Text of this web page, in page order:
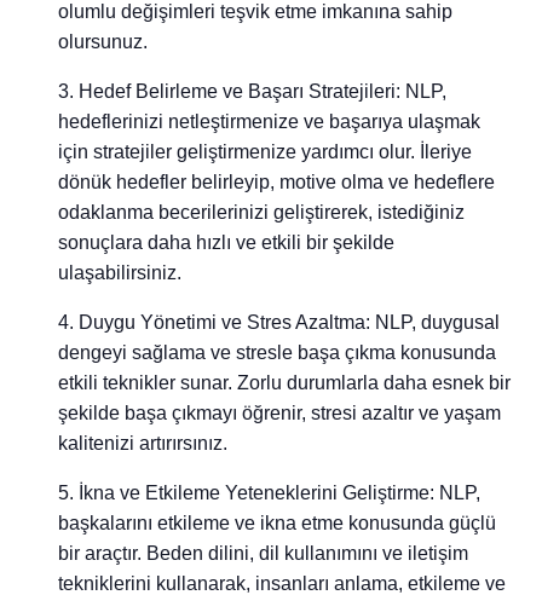
olumlu değişimleri teşvik etme imkanına sahip
olursunuz.
Hedef Belirleme ve Başarı Stratejileri: NLP,
hedeflerinizi netleştirmenize ve başarıya ulaşmak
için stratejiler geliştirmenize yardımcı olur. İleriye
dönük hedefler belirleyip, motive olma ve hedeflere
odaklanma becerilerinizi geliştirerek, istediğiniz
sonuçlara daha hızlı ve etkili bir şekilde
ulaşabilirsiniz.
Duygu Yönetimi ve Stres Azaltma: NLP, duygusal
dengeyi sağlama ve stresle başa çıkma konusunda
etkili teknikler sunar. Zorlu durumlarla daha esnek bir
şekilde başa çıkmayı öğrenir, stresi azaltır ve yaşam
kalitenizi artırırsınız.
İkna ve Etkileme Yeteneklerini Geliştirme: NLP,
başkalarını etkileme ve ikna etme konusunda güçlü
bir araçtır. Beden dilini, dil kullanımını ve iletişim
tekniklerini kullanarak, insanları anlama, etkileme ve